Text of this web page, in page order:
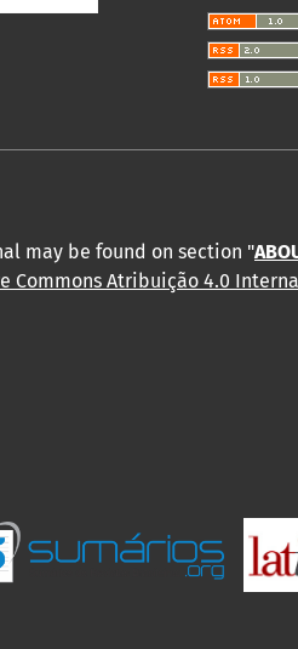
may be found on section "
Commons Atribuição 4.0